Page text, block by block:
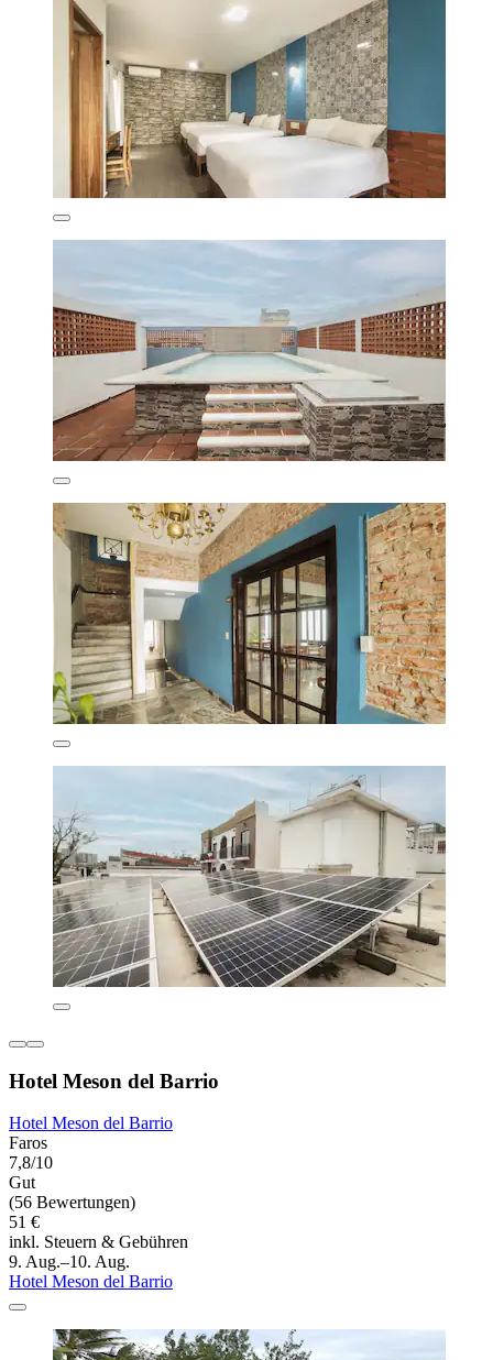
Hotel Meson del Barrio
Hotel Meson del Barrio
Faros
7,8/10
Gut
(56 Bewertungen)
51 €
inkl. Steuern & Gebühren
9. Aug.–10. Aug.
Hotel Meson del Barrio